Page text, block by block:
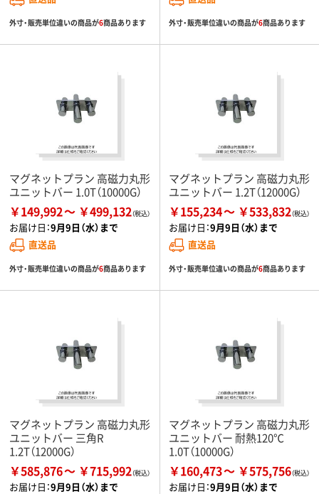
外寸・販売単位違いの商品が6商品あります 外寸・販売単位違いの商品が6商品あります
マグネットプラン 高磁力丸形
ユニットバー 1.0T（10000G）
￥149,992 ￥499,132
お届け日：9月9日（水）まで
直送品
外寸・販売単位違いの商品が6商品あります
マグネットプラン 高磁力丸形
ユニットバー 1.2T（12000G）
￥155,234 ￥533,832
お届け日：9月9日（水）まで
直送品
外寸・販売単位違いの商品が6商品あります
マグネットプラン 高磁力丸形
ユニットバー 三角R
1.2T（12000G）
￥585,876 ￥715,992
お届け日：9月9日（水）まで
マグネットプラン 高磁力丸形
ユニットバー 耐熱120℃
1.0T（10000G）
￥160,473 ￥575,756
お届け日：9月9日（水）まで